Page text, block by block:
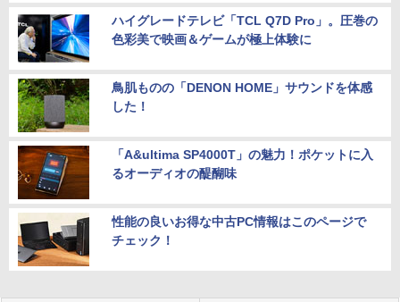
ハイグレードテレビ「TCL Q7D Pro」。圧巻の
色彩美で映画＆ゲームが極上体験に
鳥肌ものの「DENON HOME」サウンドを体感
した！
「A&ultima SP4000T」の魅力！ポケットに入
るオーディオの醍醐味
性能の良いお得な中古PC情報はこのページで
チェック！